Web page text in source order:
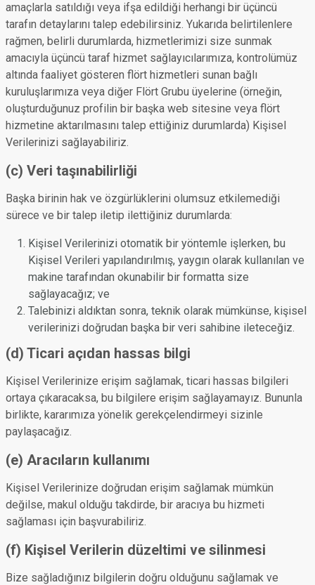
amaçlarla satıldığı veya ifşa edildiği herhangi bir üçüncü
tarafın detaylarını talep edebilirsiniz. Yukarıda belirtilenlere
rağmen, belirli durumlarda, hizmetlerimizi size sunmak
amacıyla üçüncü taraf hizmet sağlayıcılarımıza, kontrolümüz
altında faaliyet gösteren flört hizmetleri sunan bağlı
kuruluşlarımıza veya diğer Flört Grubu üyelerine (örneğin,
oluşturduğunuz profilin bir başka web sitesine veya flört
hizmetine aktarılmasını talep ettiğiniz durumlarda) Kişisel
Verilerinizi sağlayabiliriz.
(c) Veri taşınabilirliği
Başka birinin hak ve özgürlüklerini olumsuz etkilemediği
sürece ve bir talep iletip ilettiğiniz durumlarda:
Kişisel Verilerinizi otomatik bir yöntemle işlerken, bu
Kişisel Verileri yapılandırılmış, yaygın olarak kullanılan ve
makine tarafından okunabilir bir formatta size
sağlayacağız; ve
Talebinizi aldıktan sonra, teknik olarak mümkünse, kişisel
verilerinizi doğrudan başka bir veri sahibine ileteceğiz.
(d) Ticari açıdan hassas bilgi
Kişisel Verilerinize erişim sağlamak, ticari hassas bilgileri
ortaya çıkaracaksa, bu bilgilere erişim sağlayamayız. Bununla
birlikte, kararımıza yönelik gerekçelendirmeyi sizinle
paylaşacağız.
(e) Aracıların kullanımı
Kişisel Verilerinize doğrudan erişim sağlamak mümkün
değilse, makul olduğu takdirde, bir aracıya bu hizmeti
sağlaması için başvurabiliriz.
(f) Kişisel Verilerin düzeltimi ve silinmesi
Bize sağladığınız bilgilerin doğru olduğunu sağlamak ve